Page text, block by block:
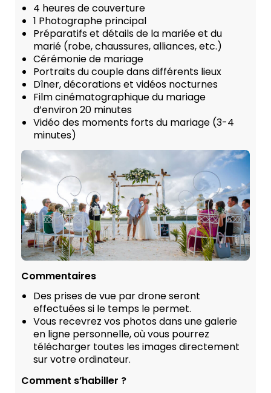
4 heures de couverture
1 Photographe principal
Préparatifs et détails de la mariée et du
marié (robe, chaussures, alliances, etc.)
Cérémonie de mariage
Portraits du couple dans différents lieux
Dîner, décorations et vidéos nocturnes
Film cinématographique du mariage
d’environ 20 minutes
Vidéo des moments forts du mariage (3-4
minutes)
Commentaires
Des prises de vue par drone seront
effectuées si le temps le permet.
Vous recevrez vos photos dans une galerie
en ligne personnelle, où vous pourrez
télécharger toutes les images directement
sur votre ordinateur.
Comment s’habiller ?